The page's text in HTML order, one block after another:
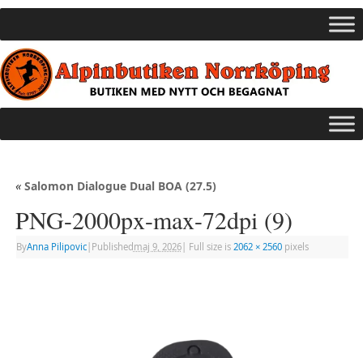
«Salomon Dialogue Dual BOA (27.5)
PNG-2000px-max-72dpi (9)
ByAnna Pilipovic| Published maj 9, 2026| Full size is 2062 × 2560pixels